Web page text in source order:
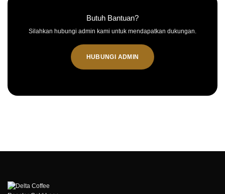
Butuh Bantuan?
Silahkan hubungi admin kami untuk mendapatkan dukungan.
HUBUNGI ADMIN